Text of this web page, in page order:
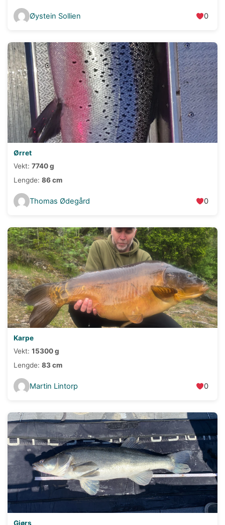
Øystein Sollien 0
Ørret
Vekt: 7740 g
Lengde: 86 cm
Thomas Ødegård 0
Karpe
Vekt: 15300 g
Lengde: 83 cm
Martin Lintorp 0
Gjørs